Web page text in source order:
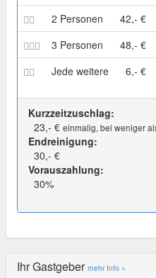
2 Personen
42,- €
3 Personen
48,- €
Jede weitere
6,- €
Kurzzeitzuschlag:
23,- € einmalig, bei weniger
Endreinigung:
30,- €
Vorauszahlung:
30%
Ihr Gastgeber mehr Info »